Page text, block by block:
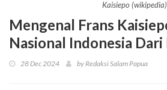
Kaisiepo (wikipedia)
Mengenal Frans
Nasional Indonesia Dari
28 Dec 2024 by Redaksi Salam Papua